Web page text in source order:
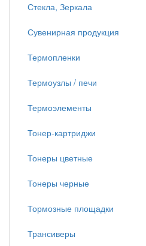
Стекла, Зеркала
Сувенирная продукция
Термопленки
Термоузлы / печи
Термоэлементы
Тонер-картриджи
Тонеры цветные
Тонеры черные
Тормозные площадки
Трансиверы